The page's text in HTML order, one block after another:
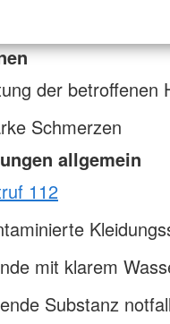
der betroffenen
Schmerzen
allgemein
112
mit klarem
Substanz